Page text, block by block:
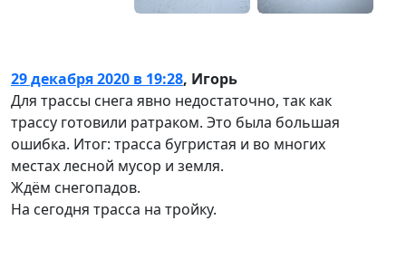
29 декабря 2020 в 19:28, Игорь
Для трассы снега явно недостаточно, так как
трассу готовили ратраком. Это была большая
ошибка. Итог: трасса бугристая и во многих
местах лесной мусор и земля.
Ждём снегопадов.
На сегодня трасса на тройку.